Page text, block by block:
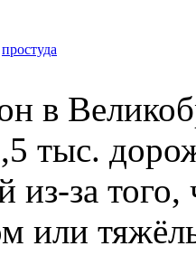
простуда
в
тыс.
за того,
или